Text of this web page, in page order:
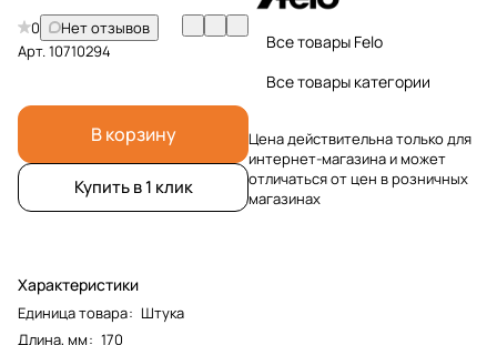
0
Нет отзывов
Арт.10710294
В корзину
Купить в 1 клик
Характеристики
Единица товара: Штука
Длина, мм: 170
Все товары Felo
Все товары категории
Цена действительна только для
интернет-магазина и может
отличаться от цен в розничных
магазинах